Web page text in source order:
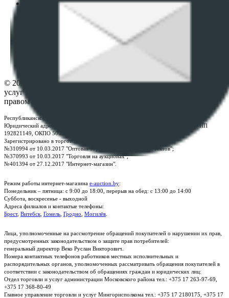
Политика в отношении обработки персональных
ПОЛОЖЕНИЕ О ПОЛИТИКЕ ОБРАБОТКИ COOKIE-
Настройки cookie-файлов
© 2026 Республиканское унитарное предприятие по оказанию
услуг "БелЮрОбеспечение" - Все права защищены авторским
правом
Республиканское унитарное предприятие по оказанию услуг "БелЮрОбеспечение"
Юридический адрес: г. Минск, пр-т. Дзержинского, 1Б, e-mail:
, УНП
192821149, ОКПО 500111895000
Зарегистрировано в торговом реестре Республики Беларусь:
№310994 от 10.03.2017 "Оптовая торговля без торговых объектов";
№370993 от 10.03.2017 "Торговля на аукционах";
№401394 от 27.12.2017 "Интернет-магазин".
Режим работы интернет-магазина e-auction.by:
Понедельник – пятница: с 9:00 до 18:00, перерыв на обед: с 13:00 до 14:00
Суббота, воскресенье - выходной
Адреса филиалов и контактые телефоны:
Брест, Витебск Гомель Гродно Могилёв
Лица, уполномоченные на рассмотрение обращений покупателей о нарушении их прав,
предусмотренных законодательством о защите прав потребителей:
генеральный директор Веко Руслан Викторович.
Номера контактных телефонов работников местных исполнительных и
распорядительных органов, уполномоченных рассматривать обращения покупателей в
соответствии с законодательством об обращениях граждан и юридических лиц:
Отдел торговли и услуг администрации Московского района тел.: +375 17 263-97-69,
+375 17 368-80-49
Главное управление торговли и услуг Мингорисполкома тел.: +375 17 2180175, +375 17